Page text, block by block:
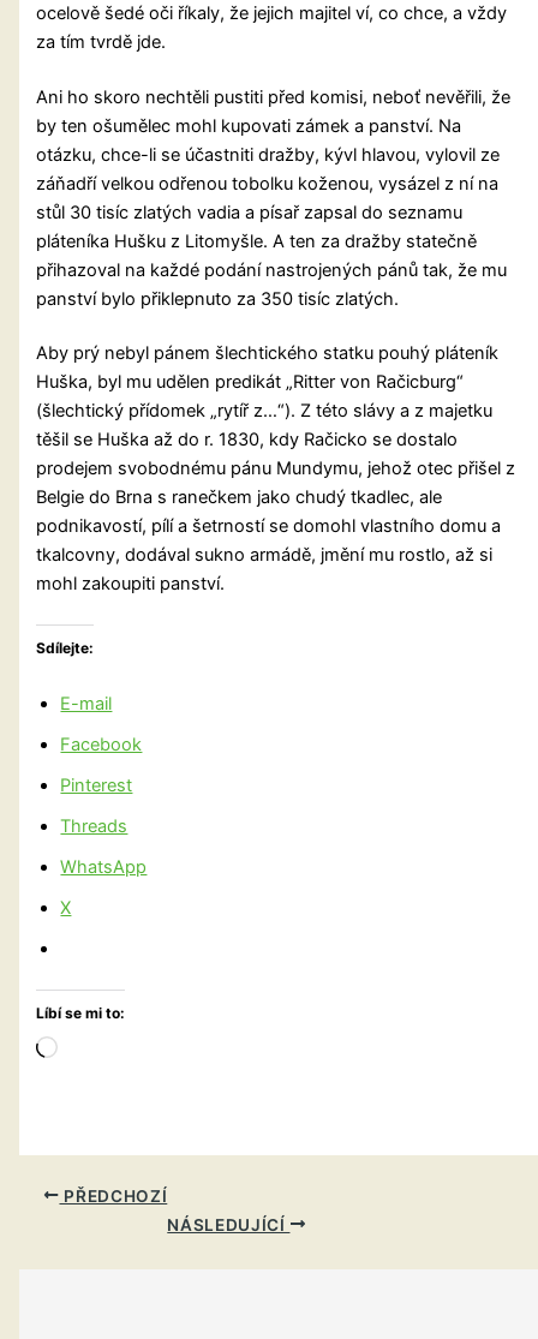
ocelově šedé oči říkaly, že jejich majitel ví, co chce, a vždy
za tím tvrdě jde.
Ani ho skoro nechtěli pustiti před komisi, neboť nevěřili, že
by ten ošumělec mohl kupovati zámek a panství. Na
otázku, chce-li se účastniti dražby, kývl hlavou, vylovil ze
záňadří velkou odřenou tobolku koženou, vysázel z ní na
stůl 30 tisíc zlatých vadia a písař zapsal do seznamu
pláteníka Hušku z Litomyšle. A ten za dražby statečně
přihazoval na každé podání nastrojených pánů tak, že mu
panství bylo přiklepnuto za 350 tisíc zlatých.
Aby prý nebyl pánem šlechtického statku pouhý pláteník
Huška, byl mu udělen predikát „Ritter von Račicburg“
(šlechtický přídomek „rytíř z…“). Z této slávy a z majetku
těšil se Huška až do r. 1830, kdy Račicko se dostalo
prodejem svobodnému pánu Mundymu, jehož otec přišel z
Belgie do Brna s ranečkem jako chudý tkadlec, ale
podnikavostí, pílí a šetrností se domohl vlastního domu a
tkalcovny, dodával sukno armádě, jmění mu rostlo, až si
mohl zakoupiti panství.
Sdílejte:
E-mail
Facebook
Pinterest
Threads
WhatsApp
X
Líbí se mi to:
Načítání…
PŘEDCHOZÍ
NÁSLEDUJÍCÍ